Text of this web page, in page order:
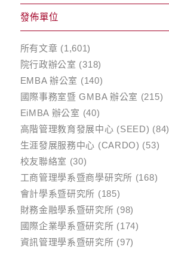
發佈單位
所有文章 (1,601)
院行政辦公室 (318)
EMBA 辦公室 (140)
國際事務室暨 GMBA 辦公室 (215)
EiMBA 辦公室 (40)
高階管理教育發展中心 (SEED) (84)
生涯發展服務中心 (CARDO) (53)
校友聯絡室 (30)
工商管理學系暨商學研究所 (168)
會計學系暨研究所 (185)
財務金融學系暨研究所 (98)
國際企業學系暨研究所 (174)
資訊管理學系暨研究所 (97)